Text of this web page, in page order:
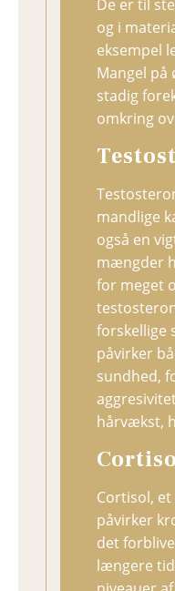
De er til
og i
eksempel
Mangel på
stadig
omkring
mandlige
også en
mængder
for meget
forskellige
påvirker
sundhed,
hårvækst,
Cortisol,
påvirker
det
længere